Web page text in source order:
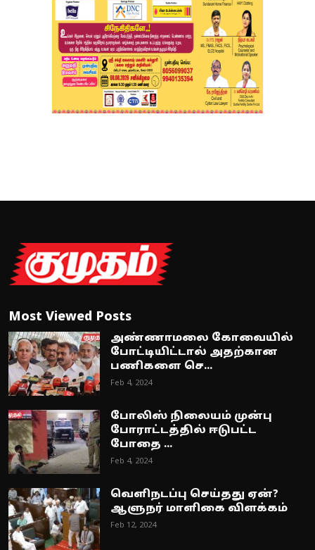
Most Viewed Posts
அண்ணாமலை கோவையில்
போட்டியிட்டால் அதற்கான
பணிகளை செ...
Feb 4, 2024
போலிஸ் நிலையம் முன்பு
போராட்டத்தில் ஈடுபட்ட
போதை ...
Feb 4, 2024
வெளிநடப்பு செய்தது ஏன்?
ஆளுநர் மாளிகை விளக்கம்
Feb 12, 2024